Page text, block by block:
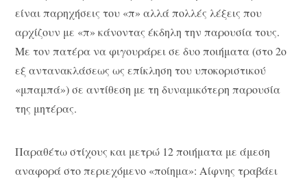
είναι παρηχήσεις του «π» αλλά πολλές λέξεις που
αρχίζουν με «π» κάνοντας έκδηλη την παρουσία τους.
Με τον πατέρα να φιγουράρει σε δυο ποιήματα (στο 2ο
εξ αντανακλάσεως ως επίκληση του υποκοριστικού
«μπαμπά») σε αντίθεση με τη δυναμικότερη παρουσία
της μητέρας.
Παραθέτω στίχους και μετρώ 12 ποιήματα με άμεση
αναφορά στο περιεχόμενο «ποίημα»: Αίφνης τραβάει